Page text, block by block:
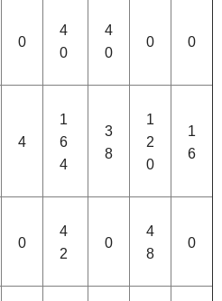
0
4
0
4
0
0 0
4
1
6
4
3
8
1
2
0
1
6
0
4
2
0
4
8
0